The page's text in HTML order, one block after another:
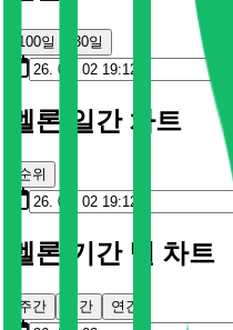
100일 30일
멜론 일간 차트
순위
멜론 기간 별 차트
주간 월간 연간